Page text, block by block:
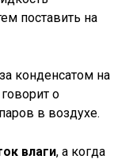
поставить на
конденсатом на
о
в воздухе.
влаги, а когда